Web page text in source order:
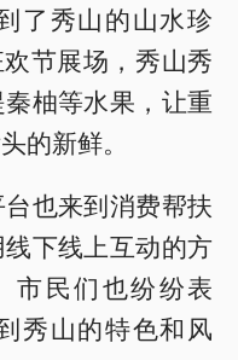
了秀山的山水珍
节展场，秀山秀
柚等水果，让重
的新鲜。
也来到消费帮扶
下线上互动的方
市民们也纷纷表
秀山的特色和风